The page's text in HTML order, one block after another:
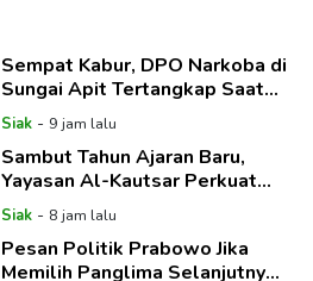
Sempat Kabur, DPO Narkoba di
Sungai Apit Tertangkap Saat
Ngumpet di Balik Kelambu
Siak - 9 jam lalu
Sambut Tahun Ajaran Baru,
Yayasan Al-Kautsar Perkuat
Visi dan Program Unggulan
Pendidikan
Siak - 8 jam lalu
Pesan Politik Prabowo Jika
Memilih Panglima Selanjutnya